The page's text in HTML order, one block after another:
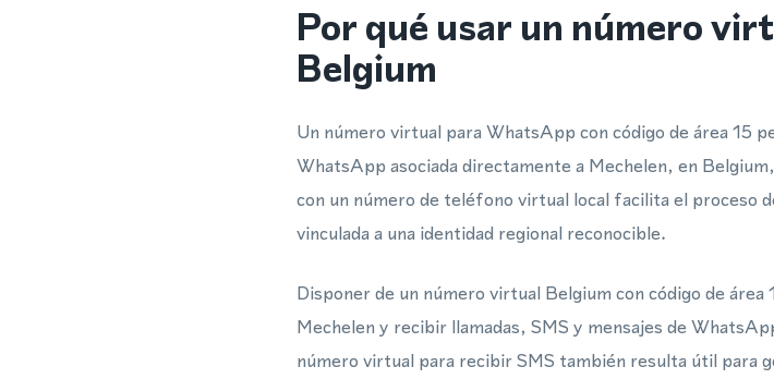
Por qué usar un número
Belgium
Un número virtual para WhatsApp con código de área 15
WhatsApp asociada directamente a Mechelen, en
con un número de teléfono virtual local facilita el proceso
vinculada a una identidad regional reconocible.
Disponer de un número virtual Belgium con código de
Mechelen y recibir llamadas, SMS y mensajes de
número virtual para recibir SMS también resulta útil para